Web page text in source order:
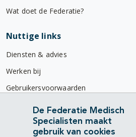
Wat doet de Federatie?
Nuttige links
Diensten & advies
Werken bij
Gebruikersvoorwaarden
Privacyverklaring
Contact
De Federatie Medisch
Specialisten maakt
gebruik van cookies